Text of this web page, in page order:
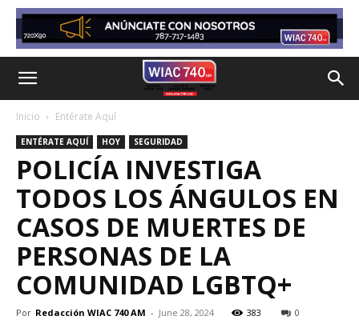
Inicio Entérate Aquí
ENTÉRATE AQUÍ HOY SEGURIDAD
POLICÍA INVESTIGA
TODOS LOS ÁNGULOS EN
CASOS DE MUERTES DE
PERSONAS DE LA
COMUNIDAD LGBTQ+
Por Redacción WIAC 740 AM - June 28, 2024 383 0